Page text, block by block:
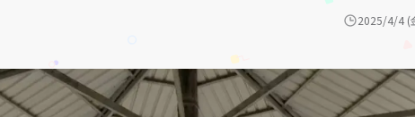
2025/4/4 (